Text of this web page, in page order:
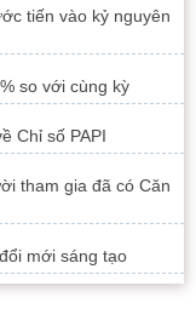
tiến vào kỷ nguyên
so với cùng kỳ
Chỉ số PAPI
tham gia đã có Căn
mới sáng tạo